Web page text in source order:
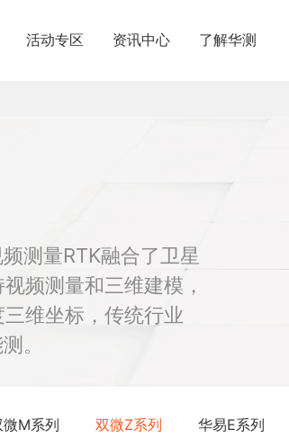
活动专区 资讯中心 了解华测
投资者关系
测量RTK融合了卫星
频测量和三维建模，
维坐标，传统行业
。
微M系列 双微Z系列 华易E系列